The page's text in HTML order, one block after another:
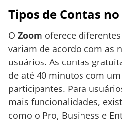
Tipos de Contas
O Zoom oferece
variam de acordo com as
usuários. As contas
de até 40 minutos com
participantes. Para
mais funcionalidades,
como o Pro, Business e